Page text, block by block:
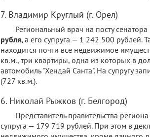
7. Владимир Круглый (г. Орел)
Региональный врач на посту
рубля, а его супруга — 1 242 500 рублей.
находится почти все недвижимое
кв.м., три квартиры, одна из которых в
автомобиль "Хендай Санта". На супругу
(727 кв.м.).
6. Николай Рыжков (г. Белгород)
Представитель правительства
супруга — 179 719 рублей. При этом в